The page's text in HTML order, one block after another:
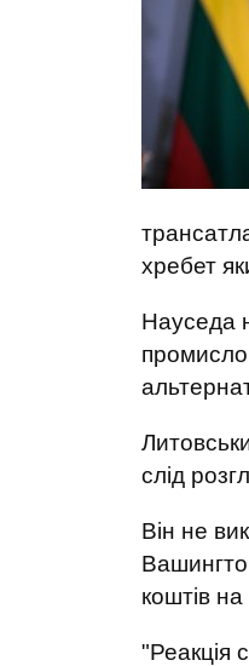
хребет
Науседа
слід
Він не
коштів
"Реакція